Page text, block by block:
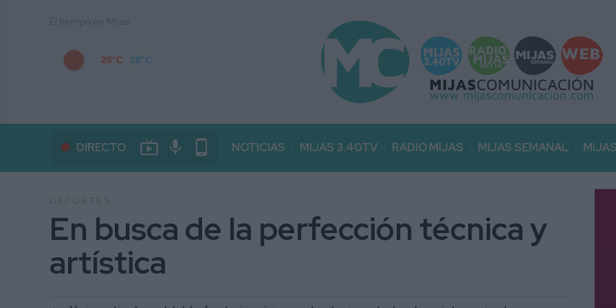
28°C 28°C
DIRECTO live_tv mic phone_android NOTICIAS MIJAS 3.40TV RADIO MIJAS MIJAS SEMANAL
En busca de la perfección técnica y
artística